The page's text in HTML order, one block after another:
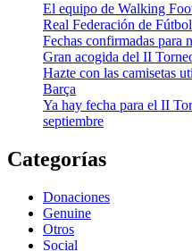
El equipo de Walking
Real Federación de
Fechas confirmadas para
Gran acogida del II
Hazte con las camisetas
Barça
Ya hay fecha para el II
septiembre
Categorías
Donaciones
Genuine
Otros
Social